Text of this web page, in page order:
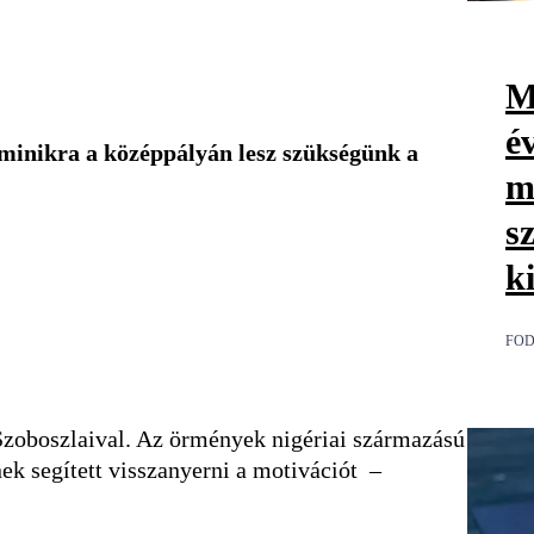
a középpályán lesz szükségünk a
Az örmények nigériai származású
segített visszanyerni a motivációt –